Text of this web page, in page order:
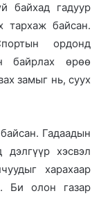
байхад гадуур
тархаж байсан.
ордонд
байрлах өрөө
замыг нь, суух
Гадаадын
дэлгүүр хэсвэл
харахаар
Би олон газар